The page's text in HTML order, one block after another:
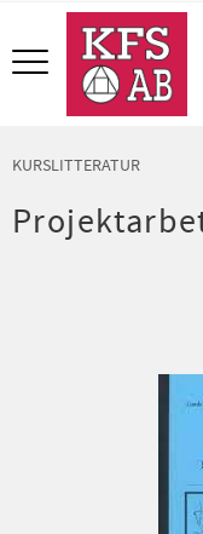
Meny
KURSLITTERATUR